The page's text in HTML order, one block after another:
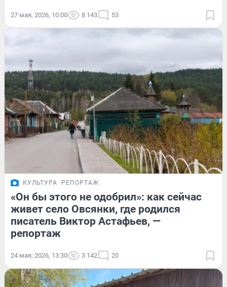
27 мая, 2026, 10:00 8 143 53
КУЛЬТУРА РЕПОРТАЖ
«Он бы этого не одобрил»: как сейчас
живет село Овсянки, где родился
писатель Виктор Астафьев, —
репортаж
24 мая, 2026, 13:30 3 142 20